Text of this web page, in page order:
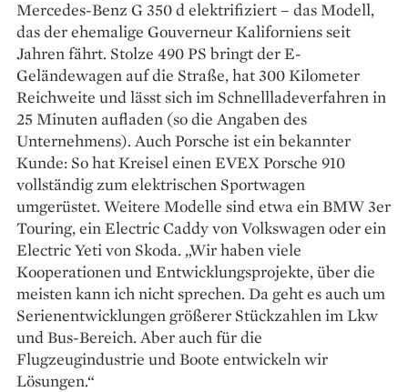
Mercedes-­Benz G 350 d elektrifiziert – das Modell,
das der ehemalige Gouverneur Kaliforniens seit
Jahren fährt. Stolze 490 PS bringt der E-
Geländewagen auf die Straße, hat 300 Kilometer
Reichweite und lässt sich im Schnellladeverfahren in
25 Minuten aufladen (so die Angaben des
Unternehmens). Auch Porsche ist ein bekannter
Kunde: So hat Kreisel einen EVEX Porsche 910
vollständig zum elektrischen Sportwagen
umgerüstet. Weitere Modelle sind etwa ein BMW 3er
Touring, ein Electric Caddy von Volkswagen oder ein
Electric Yeti von Skoda. „Wir haben viele
Kooperationen und Entwicklungsprojekte, über die
meisten kann ich nicht sprechen. Da geht es auch um
Serienentwicklungen größerer Stückzahlen im Lkw
und Bus-Bereich. Aber auch für die
Flugzeugindustrie und Boote entwickeln wir
Lösungen.“